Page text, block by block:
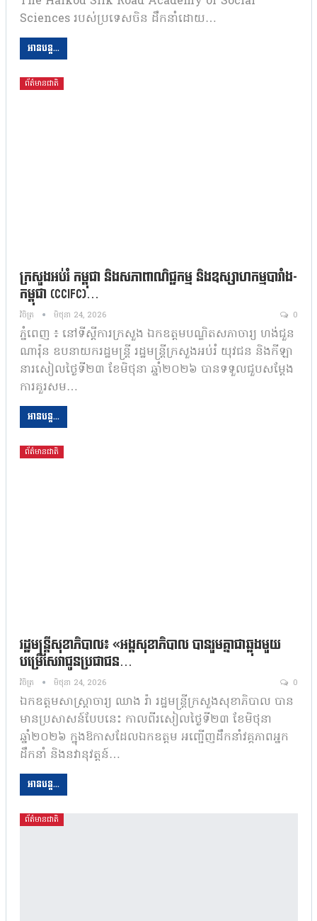
Sciences របស់ប្រទេសចិន ដឹកនាំដោយ…
អានបន្ត...
ព័ត៌មានជាតិ
ក្រសួងអប់រំ កម្ពុជា និងសភាពាណិជ្ជកម្ម និងឧស្សាហកម្មបារាំង-
កម្ពុជា (CCIFC)…
វិចិត្រ មិថុនា 24, 2026 0
ភ្នំពេញ ៖ នៅទីស្ដីការក្រសួង ឯកឧត្តមបណ្ឌិតសភាចារ្យ ហង់ជួន
ណារ៉ុន ឧបនាយករដ្ឋមន្ត្រី រដ្ឋមន្ត្រីក្រសួងអប់រំ យុវជន និងកីឡា
នារសៀលថ្ងៃទី២៣ ខែមិថុនា ឆ្នាំ២០២៦ បានទទួលជួបសម្ដែង
ការគួរសម…
អានបន្ត...
ព័ត៌មានជាតិ
រដ្ឋមន្រ្តីសុខាភិបាល៖ «អង្គសុខាភិបាល បានរួមគ្នាជាឆ្លុងមួយ
បម្រើសេវាជូនប្រជាជន…
វិចិត្រ មិថុនា 24, 2026 0
ឯកឧត្តមសាស្ត្រាចារ្យ ឈាង រ៉ា រដ្ឋមន្រ្តីក្រសួងសុខាភិបាល បាន
មានប្រសាសន៍បែបនេះ កាលពីរសៀលថ្ងៃទី២៣ ខែមិថុនា
ឆ្នាំ២០២៦ ក្នុងឱកាសដែលឯកឧត្តម អញ្ជើញដឹកនាំវគ្គភាពអ្នក
ដឹកនាំ និងនវានុវត្តន៍…
អានបន្ត...
ព័ត៌មានជាតិ